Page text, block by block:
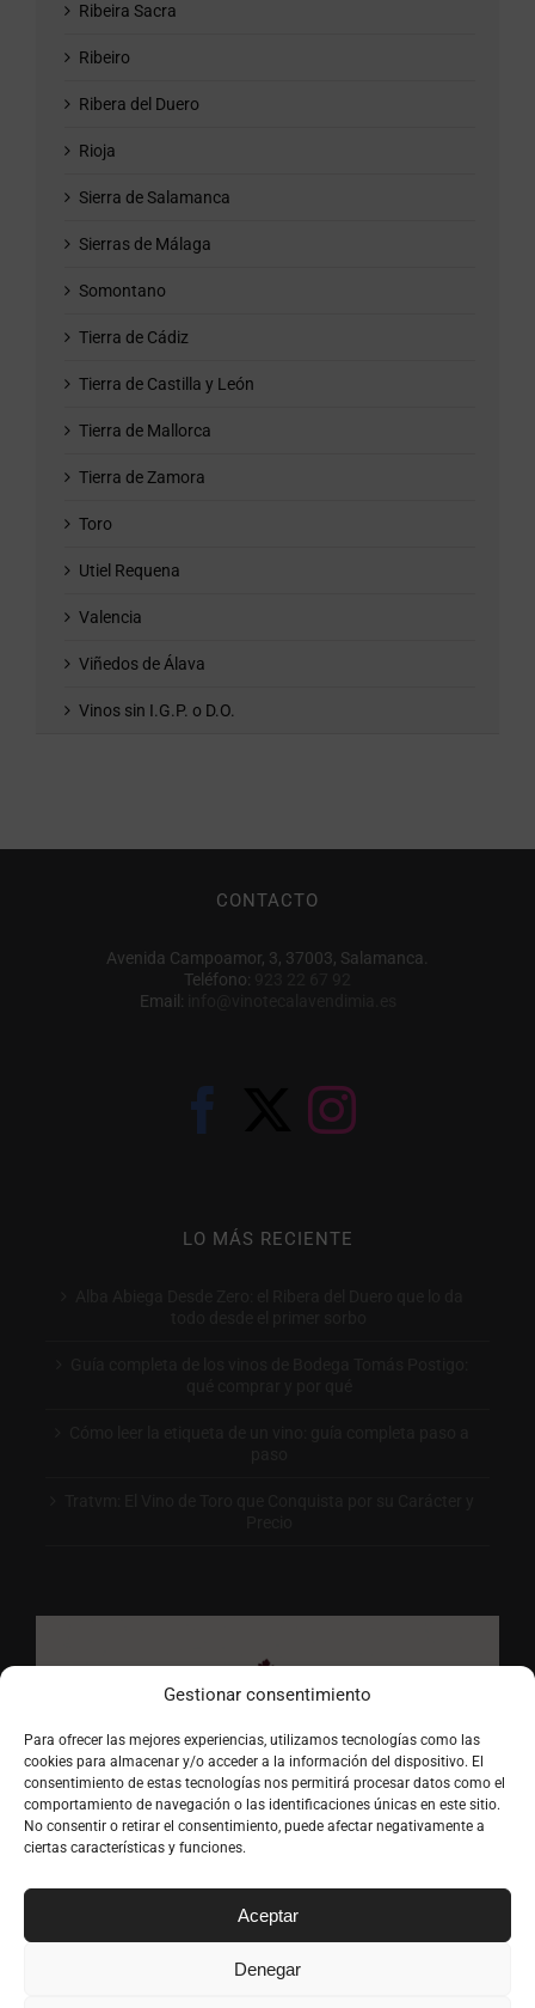
Gestionar consentimiento
Para ofrecer las mejores experiencias, utilizamos tecnologías como las
cookies para almacenar y/o acceder a la información del dispositivo. El
consentimiento de estas tecnologías nos permitirá procesar datos como el
comportamiento de navegación o las identificaciones únicas en este sitio.
No consentir o retirar el consentimiento, puede afectar negativamente a
ciertas características y funciones.
Aceptar
Denegar
Ribeira Sacra
Ribeiro
Ribera del Duero
Rioja
Sierra de Salamanca
Sierras de Málaga
Somontano
Tierra de Cádiz
Tierra de Castilla y León
Tierra de Mallorca
Tierra de Zamora
Toro
Utiel Requena
Valencia
Viñedos de Álava
Vinos sin I.G.P. o D.O.
CONTACTO
Avenida Campoamor, 3, 37003, Salamanca.
Teléfono:
Email:
LO MÁS RECIENTE